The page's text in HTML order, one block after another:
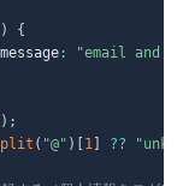
)
{
message :
"email and
) ;
( "@" ) 1 ??